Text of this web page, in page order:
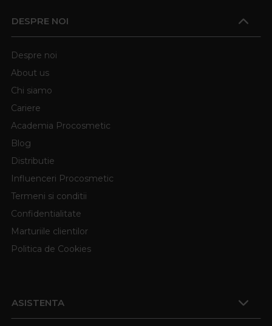
DESPRE NOI
Despre noi
About us
Chi siamo
Cariere
Academia Procosmetic
Blog
Distributie
Influenceri Procosmetic
Termeni si conditii
Confidentialitate
Marturiile clientilor
Politica de Cookies
ASISTENTA